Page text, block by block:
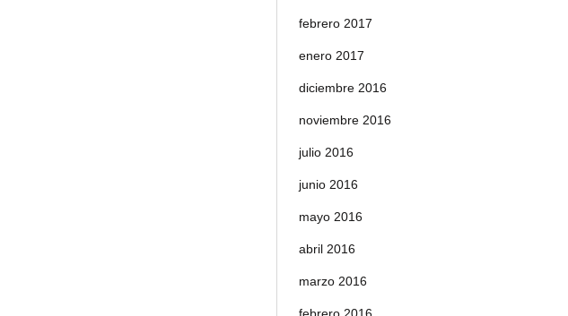
febrero 2017
enero 2017
diciembre 2016
noviembre 2016
julio 2016
junio 2016
mayo 2016
abril 2016
marzo 2016